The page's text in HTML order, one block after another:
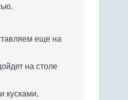
еще на
на столе
кусками,